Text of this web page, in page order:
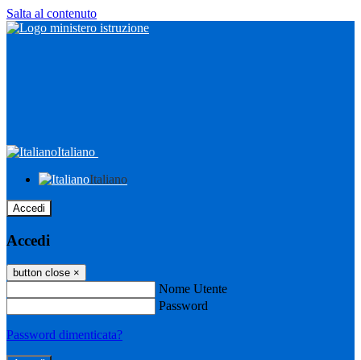
Salta al contenuto
Italiano
Italiano
Accedi
Accedi
button close ×
Nome Utente
Password
Password dimenticata?